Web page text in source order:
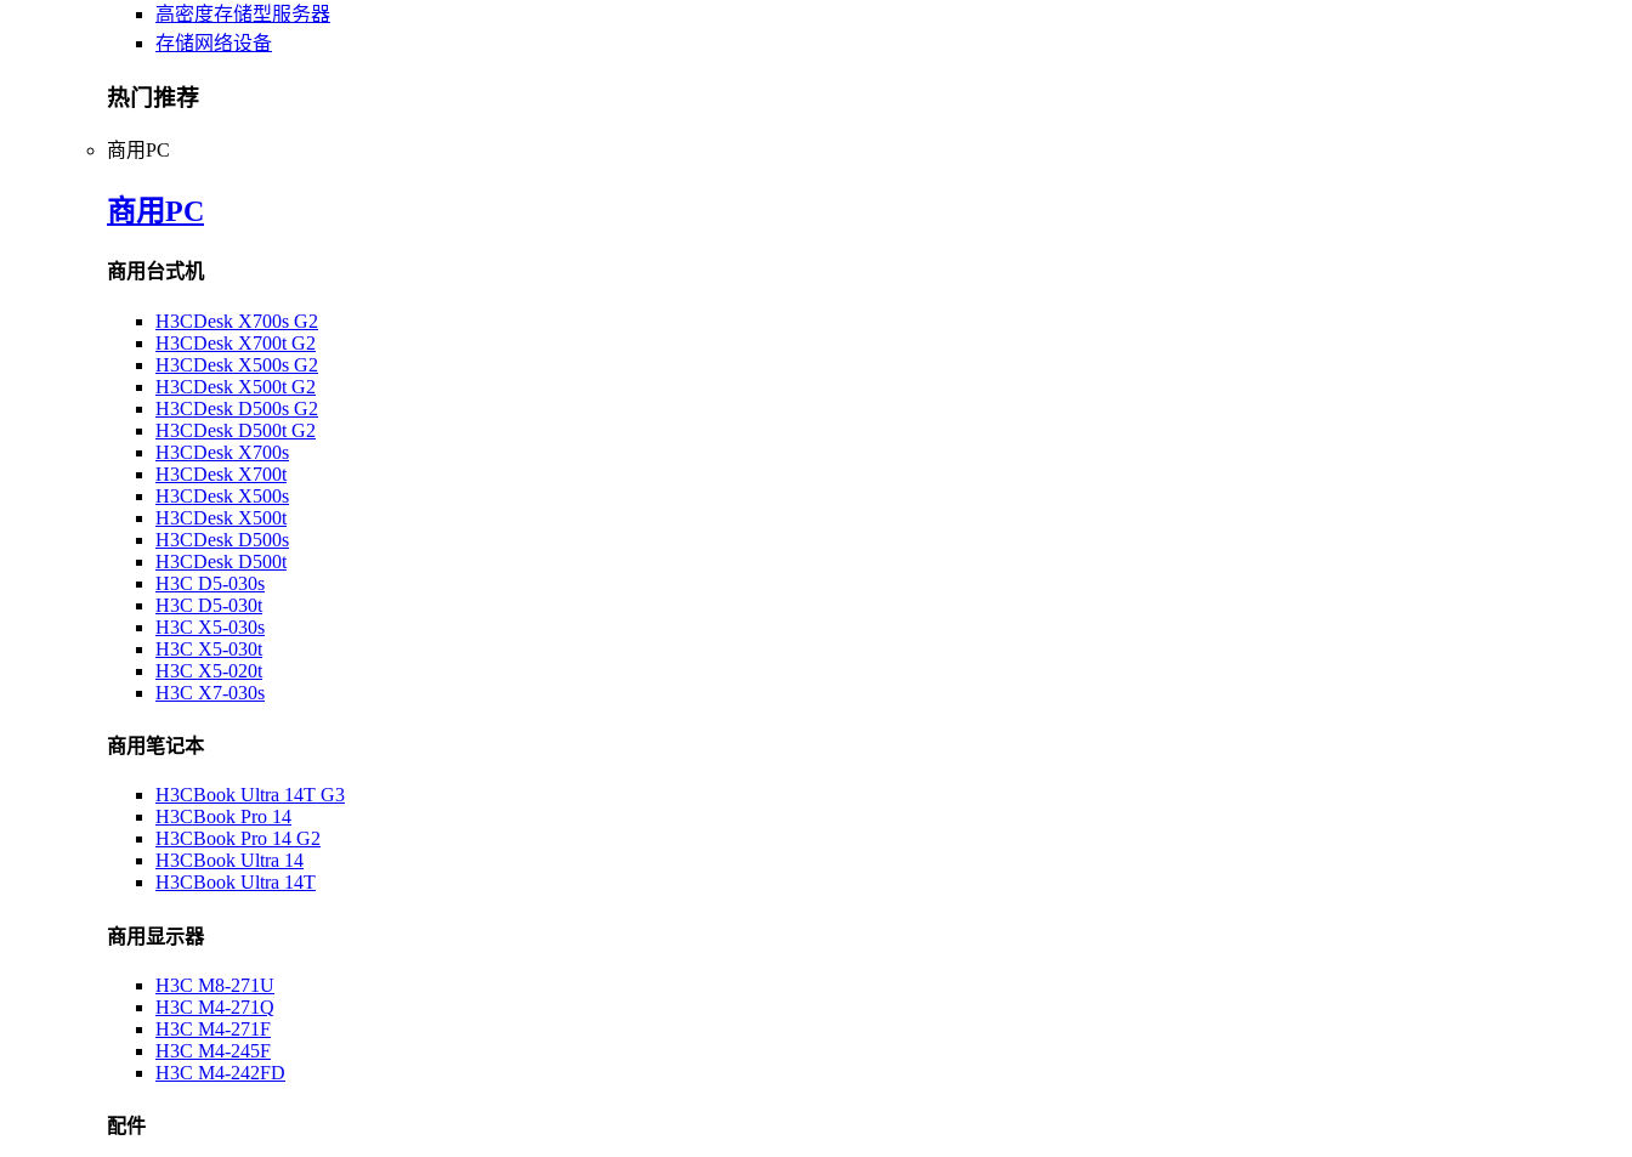
高密度存储型服务器
存储网络设备
热门推荐
商用PC
商用PC
商用台式机
H3CDesk X700s G2
H3CDesk X700t G2
H3CDesk X500s G2
H3CDesk X500t G2
H3CDesk D500s G2
H3CDesk D500t G2
H3CDesk X700s
H3CDesk X700t
H3CDesk X500s
H3CDesk X500t
H3CDesk D500s
H3CDesk D500t
H3C D5-030s
H3C D5-030t
H3C X5-030s
H3C X5-030t
H3C X5-020t
H3C X7-030s
商用笔记本
H3CBook Ultra 14T G3
H3CBook Pro 14
H3CBook Pro 14 G2
H3CBook Ultra 14
H3CBook Ultra 14T
商用显示器
H3C M8-271U
H3C M4-271Q
H3C M4-271F
H3C M4-245F
H3C M4-242FD
配件